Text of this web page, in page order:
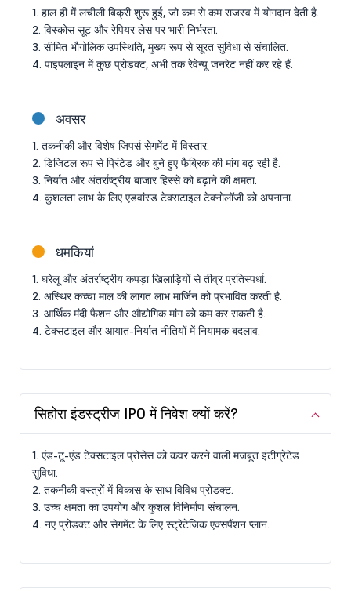
1. हाल ही में लचीली बिक्री शुरू हुई, जो कम से कम राजस्व में योगदान देती है.
2. विस्कोस सूट और रेपियर लेस पर भारी निर्भरता.
3. सीमित भौगोलिक उपस्थिति, मुख्य रूप से सूरत सुविधा से संचालित.
4. पाइपलाइन में कुछ प्रोडक्ट, अभी तक रेवेन्यू जनरेट नहीं कर रहे हैं.
अवसर
1. तकनीकी और विशेष जिपर्स सेगमेंट में विस्तार.
2. डिजिटल रूप से प्रिंटेड और बुने हुए फैब्रिक की मांग बढ़ रही है.
3. निर्यात और अंतर्राष्ट्रीय बाजार हिस्से को बढ़ाने की क्षमता.
4. कुशलता लाभ के लिए एडवांस्ड टेक्सटाइल टेक्नोलॉजी को अपनाना.
धमकियां
1. घरेलू और अंतर्राष्ट्रीय कपड़ा खिलाड़ियों से तीव्र प्रतिस्पर्धा.
2. अस्थिर कच्चा माल की लागत लाभ मार्जिन को प्रभावित करती है.
3. आर्थिक मंदी फैशन और औद्योगिक मांग को कम कर सकती है.
4. टेक्सटाइल और आयात-निर्यात नीतियों में नियामक बदलाव.
सिहोरा इंडस्ट्रीज IPO में निवेश क्यों करें?
1. एंड-टू-एंड टेक्सटाइल प्रोसेस को कवर करने वाली मजबूत इंटीग्रेटेड
सुविधा.
2. तकनीकी वस्त्रों में विकास के साथ विविध प्रोडक्ट.
3. उच्च क्षमता का उपयोग और कुशल विनिर्माण संचालन.
4. नए प्रोडक्ट और सेगमेंट के लिए स्ट्रेटेजिक एक्सपैंशन प्लान.